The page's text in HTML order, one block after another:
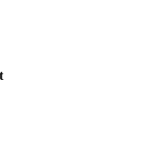
aquatiques,